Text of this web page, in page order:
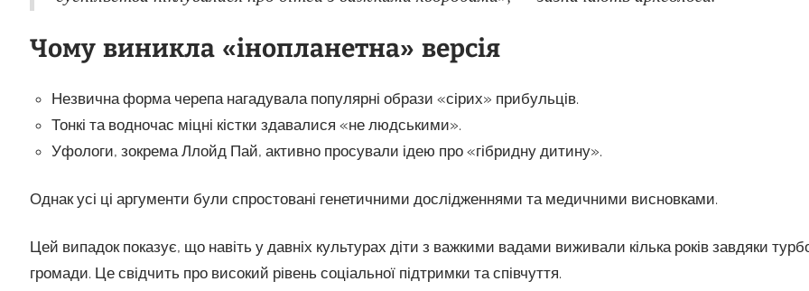
Чому виникла «інопланетна» версія
Незвична форма черепа нагадувала популярні образи «сірих» прибульців.
Тонкі та водночас міцні кістки здавалися «не людськими».
Уфологи, зокрема Ллойд Пай, активно просували ідею про «гібридну дитину».
Однак усі ці аргументи були спростовані генетичними дослідженнями та медичними висновками.
Цей випадок показує, що навіть у давніх культурах діти з важкими вадами виживали кілька років завдяки
громади. Це свідчить про високий рівень соціальної підтримки та співчуття.